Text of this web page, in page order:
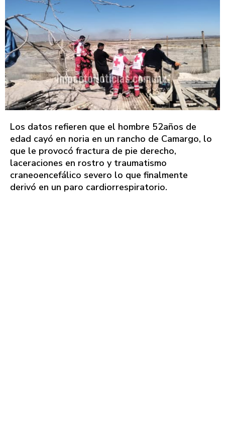
Los datos refieren que el hombre 52años de
edad cayó en noria en un rancho de Camargo, lo
que le provocó fractura de pie derecho,
laceraciones en rostro y traumatismo
craneoencefálico severo lo que finalmente
derivó en un paro cardiorrespiratorio.